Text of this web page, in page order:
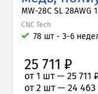
MW-28C SL 28AWG
CNC Tech
78 шт - 3-6
25 711 ₽
от 1 шт — 25 711
от 2 шт — 24 463